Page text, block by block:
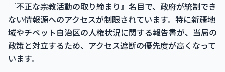
『不正な宗教活動の取り締まり』名目で、政府が統制でき
ない情報源へのアクセスが制限されています。特に新疆地
域やチベット自治区の人権状況に関する報告書が、当局の
政策と対立するため、アクセス遮断の優先度が高くなって
います。